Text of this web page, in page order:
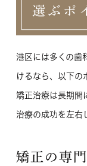
選ぶポ
港区には多くの歯
けるなら、以下の
矯正治療は長期間
治療の成功を左右
矯正の専